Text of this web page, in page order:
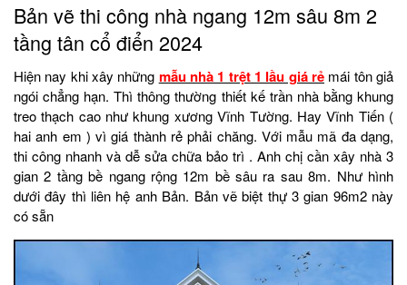
Bản vẽ thi công nhà ngang 12m sâu 8m 2
tầng tân cổ điển 2024
Hiện nay khi xây những mẫu nhà 1 trệt 1 lầu giá rẻ mái tôn giả
ngói chẳng hạn. Thì thông thường thiết kế trần nhà bằng khung
treo thạch cao như khung xương Vĩnh Tường. Hay Vĩnh Tiến (
hai anh em ) vì giá thành rẻ phải chăng. Với mẫu mã đa dạng,
thi công nhanh và dễ sửa chữa bảo trì . Anh chị cần xây nhà 3
gian 2 tầng bề ngang rộng 12m bề sâu ra sau 8m. Như hình
dưới đây thì liên hệ anh Bản. Bản vẽ biệt thự 3 gian 96m2 này
có sẵn